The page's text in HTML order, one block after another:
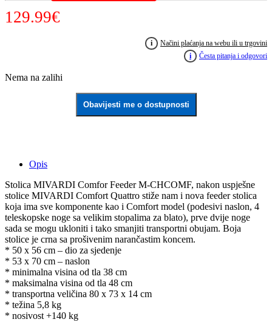
129.99€
i
Načini plaćanja na webu ili u trgovini
i
Česta pitanja i odgovori
Nema na zalihi
Obavijesti me o dostupnosti
Opis
Stolica MIVARDI Comfor Feeder M-CHCOMF, nakon uspješne
stolice MIVARDI Comfort Quattro stiže nam i nova feeder stolica
koja ima sve komponente kao i Comfort model (podesivi naslon, 4
teleskopske noge sa velikim stopalima za blato), prve dvije noge
sada se mogu ukloniti i tako smanjiti transportni obujam. Boja
stolice je crna sa prošivenim narančastim koncem.
* 50 x 56 cm – dio za sjedenje
* 53 x 70 cm – naslon
* minimalna visina od tla 38 cm
* maksimalna visina od tla 48 cm
* transportna veličina 80 x 73 x 14 cm
* težina 5,8 kg
* nosivost +140 kg